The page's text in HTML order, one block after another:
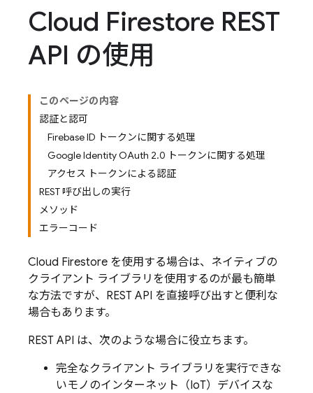
Cloud Firestore REST
API の使用
このページの内容
認証と認可
Firebase ID トークンに関する処理
Google Identity OAuth 2.0 トークンに関する処理
アクセス トークンによる認証
REST 呼び出しの実行
メソッド
エラーコード
Cloud Firestore を使用する場合は、ネイティブの
クライアント ライブラリを使用するのが最も簡単
な方法ですが、REST API を直接呼び出すと便利な
場合もあります。
REST API は、次のような場合に役立ちます。
完全なクライアント ライブラリを実行できな
いモノのインターネット（IoT）デバイスな